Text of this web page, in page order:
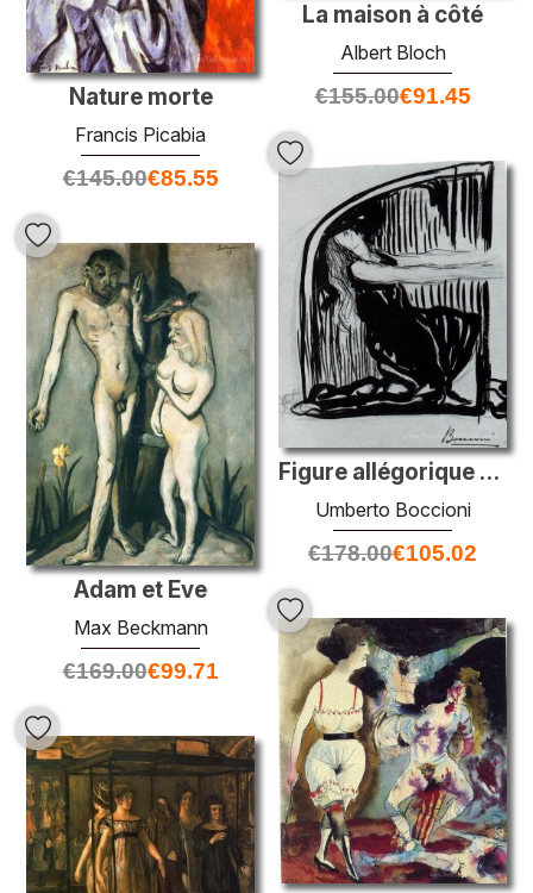
Nature morte
Francis Picabia
€145.00€85.55
La maison à côté
Albert Bloch
€155.00€91.45
Figure allégorique agenouillée
Umberto Boccioni
€178.00€105.02
Adam et Eve
Max Beckmann
€169.00€99.71